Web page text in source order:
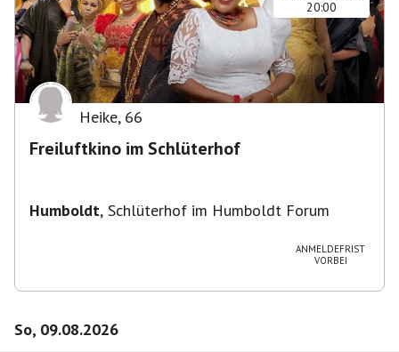
20:00
Heike, 66
Freiluftkino im Schlüterhof
Humboldt, Schlüterhof im Humboldt Forum
ANMELDEFRIST
VORBEI
So, 09.08.2026